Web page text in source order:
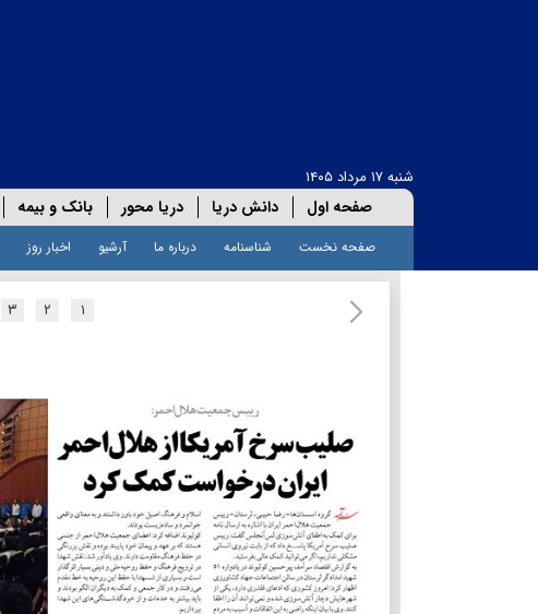
شنبه ۱۷ مرداد ۱۴۰۵
صفحه اول دانش دریا دریا محور بانک و بیمه
صفحه نخست شناسنامه درباره ما آرشیو اخبار روز
۱ ۲ ۳